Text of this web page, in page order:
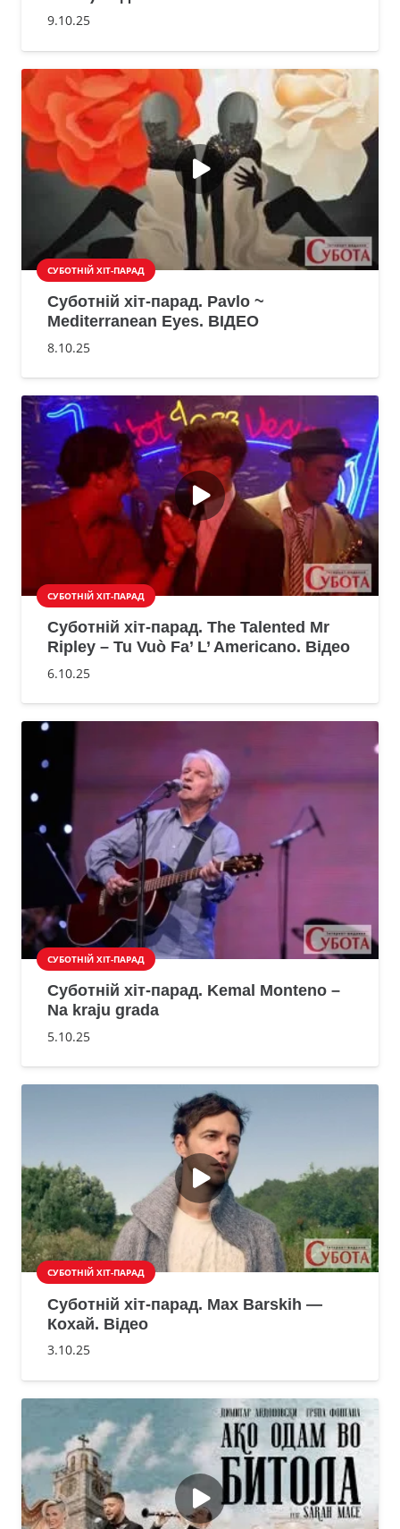
9.10.25
СУБОТНІЙ ХІТ-ПАРАД
Суботній хіт-парад. Pavlo ~
Mediterranean Eyes. ВІДЕО
8.10.25
СУБОТНІЙ ХІТ-ПАРАД
Суботній хіт-парад. The Talented Mr
Ripley – Tu Vuò Fa’ L’ Americano. Відео
6.10.25
СУБОТНІЙ ХІТ-ПАРАД
Суботній хіт-парад. Kemal Monteno –
Na kraju grada
5.10.25
СУБОТНІЙ ХІТ-ПАРАД
Суботній хіт-парад. Max Barskih —
Кохай. Відео
3.10.25